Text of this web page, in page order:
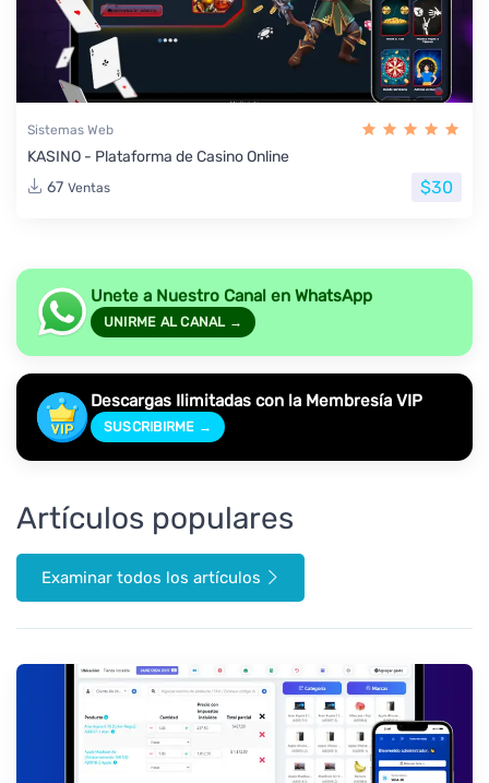
Sistemas Web
KASINO - Plataforma de Casino Online
67 Ventas $30
Unete a Nuestro Canal en WhatsApp
UNIRME AL CANAL →
Descargas Ilimitadas con la Membresía VIP
SUSCRIBIRME →
Artículos populares
Examinar todos los artículos